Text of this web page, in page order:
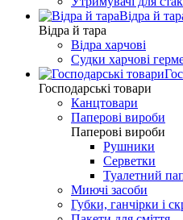
Відра й
Відра й тара
Відра харчові
Судки харчові
Господарські товари
Канцтовари
Паперові вироби
Паперові вироби
Рушники
Серветки
Туалетний
Миючі засоби
Губки, ганчірки і